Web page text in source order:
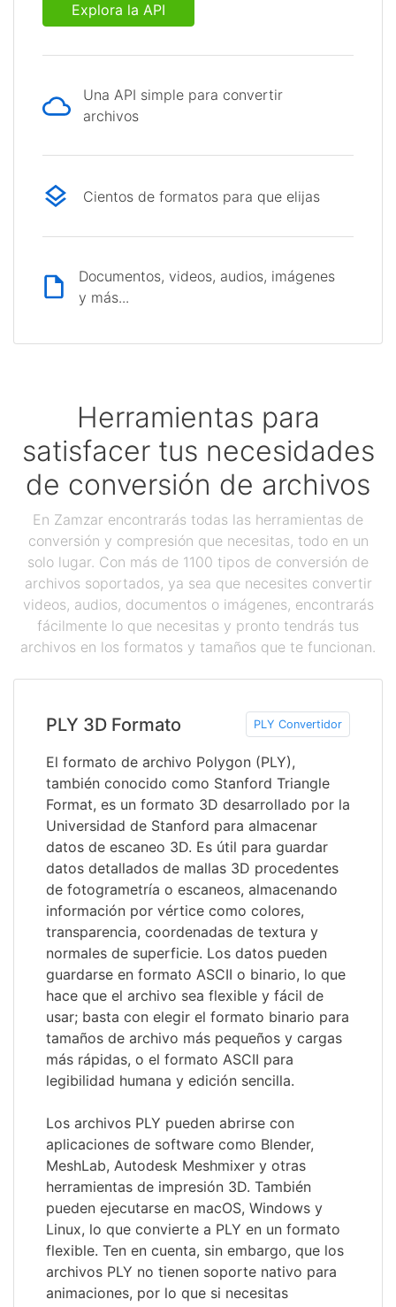
Explora la API
Una API simple para convertir
archivos
Cientos de formatos para que elijas
Documentos, videos, audios, imágenes
y más...
Herramientas para
satisfacer tus necesidades
de conversión de archivos
En Zamzar encontrarás todas las herramientas de
conversión y compresión que necesitas, todo en un
solo lugar. Con más de 1100 tipos de conversión de
archivos soportados, ya sea que necesites convertir
videos, audios, documentos o imágenes, encontrarás
fácilmente lo que necesitas y pronto tendrás tus
archivos en los formatos y tamaños que te funcionan.
PLY 3D Formato PLY Convertidor
El formato de archivo Polygon (PLY),
también conocido como Stanford Triangle
Format, es un formato 3D desarrollado por la
Universidad de Stanford para almacenar
datos de escaneo 3D. Es útil para guardar
datos detallados de mallas 3D procedentes
de fotogrametría o escaneos, almacenando
información por vértice como colores,
transparencia, coordenadas de textura y
normales de superficie. Los datos pueden
guardarse en formato ASCII o binario, lo que
hace que el archivo sea flexible y fácil de
usar; basta con elegir el formato binario para
tamaños de archivo más pequeños y cargas
más rápidas, o el formato ASCII para
legibilidad humana y edición sencilla.
Los archivos PLY pueden abrirse con
aplicaciones de software como Blender,
MeshLab, Autodesk Meshmixer y otras
herramientas de impresión 3D. También
pueden ejecutarse en macOS, Windows y
Linux, lo que convierte a PLY en un formato
flexible. Ten en cuenta, sin embargo, que los
archivos PLY no tienen soporte nativo para
animaciones, por lo que si necesitas